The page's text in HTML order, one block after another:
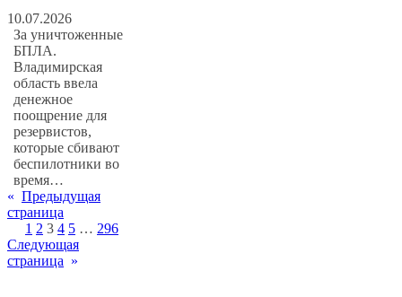
10.07.2026
За уничтоженные
БПЛА.
Владимирская
область ввела
денежное
поощрение для
резервистов,
которые сбивают
беспилотники во
время…
« Предыдущая
страница
1 2 3 4 5 … 296
Следующая
страница »